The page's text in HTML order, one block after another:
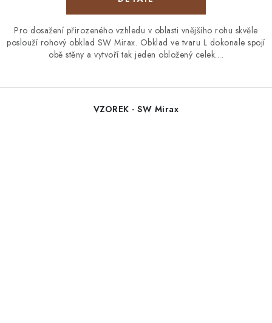
Pro dosažení přirozeného vzhledu v oblasti vnějšího rohu skvěle
poslouží rohový obklad SW Mirax. Obklad ve tvaru L dokonale spojí
obě stěny a vytvoří tak jeden obložený celek....
VZOREK - SW Mirax